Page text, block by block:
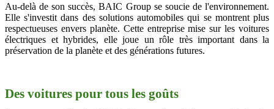
Au-delà de son succès, BAIC Group se soucie de l'environnement.
Elle s'investit dans des solutions automobiles qui se montrent plus
respectueuses envers planète. Cette entreprise mise sur les voitures
électriques et hybrides, elle joue un rôle très important dans la
préservation de la planète et des générations futures.
Des voitures pour tous les goûts